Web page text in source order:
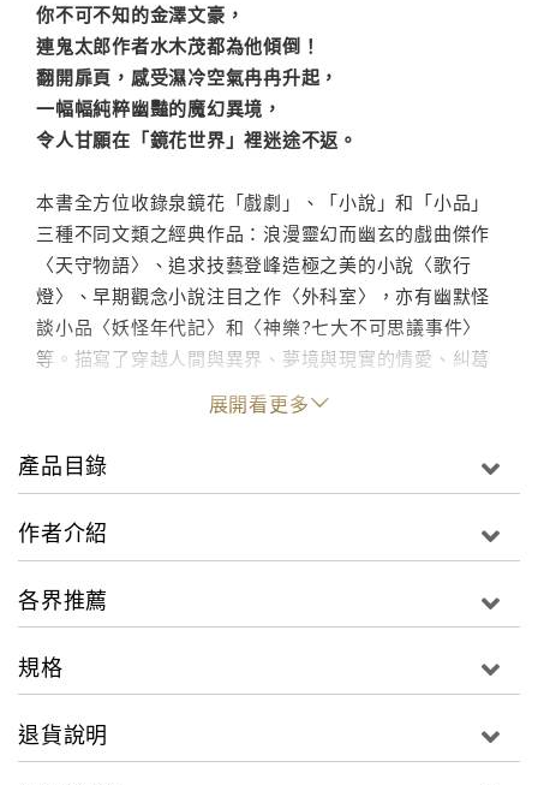
你不可不知的金澤文豪，
連鬼太郎作者水木茂都為他傾倒！
翻開扉頁，感受濕冷空氣冉冉升起，
一幅幅純粹幽豔的魔幻異境，
令人甘願在「鏡花世界」裡迷途不返。
本書全方位收錄泉鏡花「戲劇」、「小說」和「小品」
三種不同文類之經典作品：浪漫靈幻而幽玄的戲曲傑作
〈天守物語〉、追求技藝登峰造極之美的小說〈歌行
燈〉、早期觀念小說注目之作〈外科室〉，亦有幽默怪
談小品〈妖怪年代記〉和〈神樂?七大不可思議事件〉
等。描寫了穿越人間與異界、夢境與現實的情愛、糾葛
與遺憾，精雕細琢的魔幻語彙，更築起一座宛如潘朵拉
盒子般的「鏡花世界」：絢麗幽冥，栩栩如生。
一頭平整的三七分造型、清潔感十足的臉上戴著細金圓
悠遊異界與現世的想像力？書中附有側寫鏡花恐懼症、
帶領讀者在迷途於光彩陸離的鏡花世界之時，再添一筆
跟隨泉鏡花筆下言靈，踏進日本妖異故事大道，本書不
容錯過──
天守物語（1917）──姬路城天守閣第五重內一段穿越
展開看更多
產品目錄
作者介紹
各界推薦
規格
退貨說明